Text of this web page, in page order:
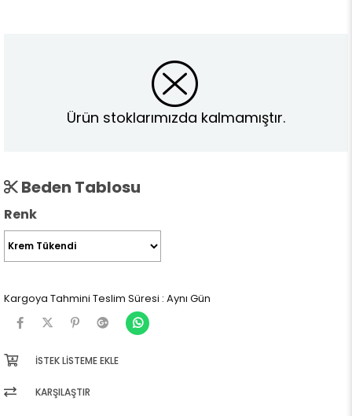
Ürün stoklarımızda kalmamıştır.
Beden Tablosu
Renk
Kargoya Tahmini Teslim Süresi : Aynı Gün
İSTEK LISTEME EKLE
KARŞILAŞTIR